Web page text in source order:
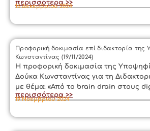
περισσότερα >>
16 Δεκεμβρίου 2024
Προφορική δοκιμασία επί διδακτορία της
Κωνσταντίνας (19/11/2024)
Η προφορική δοκιμασία της
Δούκα Κωνσταντίνας για τη
με θέμα: «Από το brain drain στους
περισσότερα >>
19 Νοεμβρίου 2024